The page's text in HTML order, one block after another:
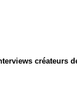
créateurs